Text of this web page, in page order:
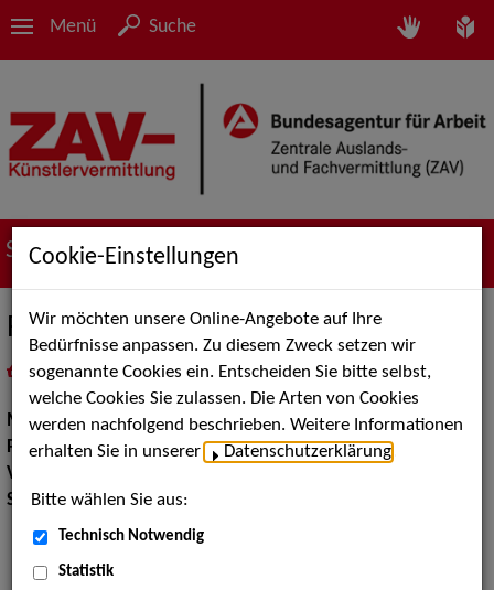
Menü Suche
Suche nach Künstler*innen
Roberto Scaffia
als PDF speichern
inMeine Merklistelegen
Musik:Pop, Rock & Tanzmusik
Pop Rock Tanzmusik:Alleinunterhalter, Ethno Pop
Volksmusik Internationale Folklore:
Stilistik: Pop
Cookie-Einstellungen
Wir möchten unsere Online-Angebote auf Ihre
Bedürfnisse anpassen. Zu diesem Zweck setzen wir
sogenannte Cookies ein. Entscheiden Sie bitte selbst,
welche Cookies Sie zulassen. Die Arten von Cookies
werden nachfolgend beschrieben. Weitere Informationen
erhalten Sie in unserer
Datenschutzerklärung
Bitte wählen Sie aus:
Technisch Notwendig
Statistik